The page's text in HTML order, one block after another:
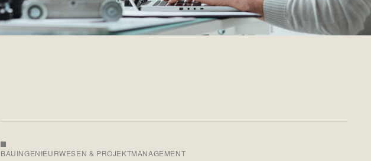
BAUINGENIEURWESEN & PROJEKTMANAGEMENT